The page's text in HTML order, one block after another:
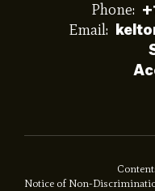
Phone:
Email:
Notice of Non-